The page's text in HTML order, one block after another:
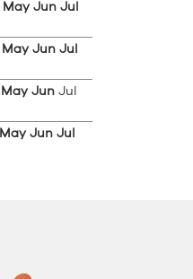
May Jun Jul
May Jun Jul
May Jun Jul
May Jun Jul